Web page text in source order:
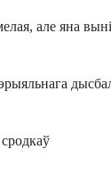
але яна